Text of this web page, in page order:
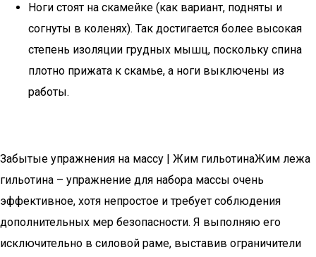
Ноги стоят на скамейке (как вариант, подняты и
согнуты в коленях). Так достигается более высокая
степень изоляции грудных мышц, поскольку спина
плотно прижата к скамье, а ноги выключены из
работы.
Забытые упражнения на массу | Жим гильотинаЖим лежа
гильотина – упражнение для набора массы очень
эффективное, хотя непростое и требует соблюдения
дополнительных мер безопасности. Я выполняю его
исключительно в силовой раме, выставив ограничители